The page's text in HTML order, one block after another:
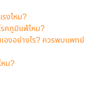
งไหม?
คภูมิแพ้ไหม?
องอย่างไร? ควรพบแพทย์
หม?